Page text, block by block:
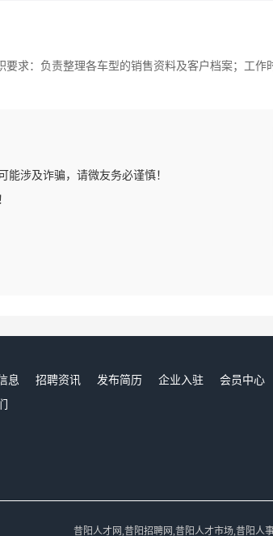
要求：负责整理各车型的销售资料及客户档案；工
能涉及诈骗，请微友务必谨慎！
息 招聘资讯 发布简历 企业入驻 会员中心
昔阳人才网,昔阳招聘网,昔阳人才市场,昔阳人